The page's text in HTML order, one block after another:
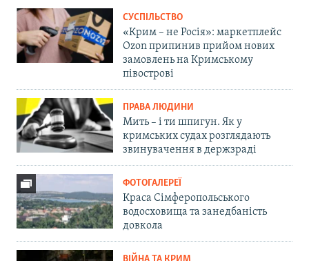
СУСПІЛЬСТВО
«Крим – не Росія»: маркетплейс
Ozon припинив прийом нових
замовлень на Кримському
півострові
ПРАВА ЛЮДИНИ
Мить – і ти шпигун. Як у
кримських судах розглядають
звинувачення в держзраді
ФОТОГАЛЕРЕЇ
Краса Сімферопольського
водосховища та занедбаність
довкола